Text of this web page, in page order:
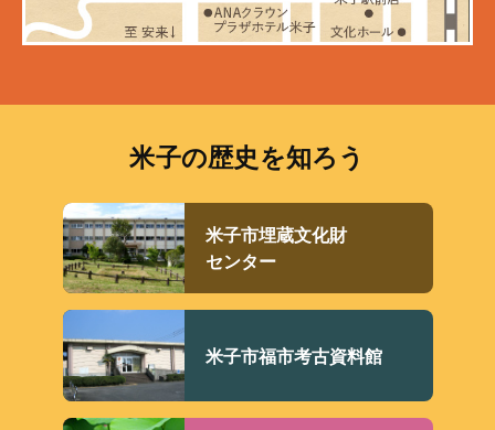
米子の歴史を知ろう
米子市埋蔵文化財
センター
米子市福市考古資料館